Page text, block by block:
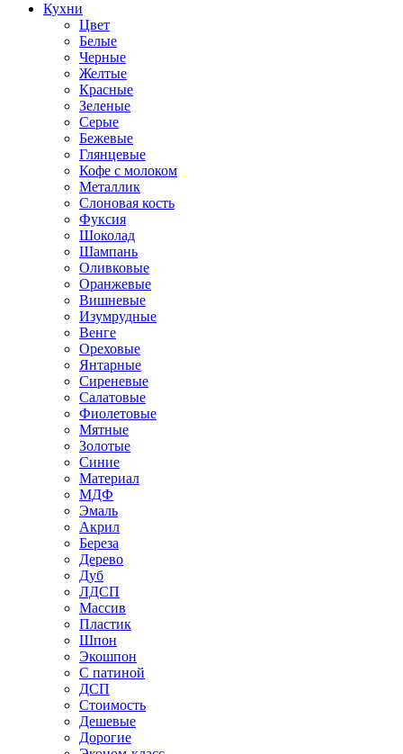
Кухни
Цвет
Белые
Черные
Желтые
Красные
Зеленые
Серые
Бежевые
Глянцевые
Кофе с молоком
Металлик
Слоновая кость
Фуксия
Шоколад
Шампань
Оливковые
Оранжевые
Вишневые
Изумрудные
Венге
Ореховые
Янтарные
Сиреневые
Салатовые
Фиолетовые
Мятные
Золотые
Синие
Материал
МДФ
Эмаль
Акрил
Береза
Дерево
Дуб
ЛДСП
Массив
Пластик
Шпон
Экошпон
С патиной
ДСП
Стоимость
Дешевые
Дорогие